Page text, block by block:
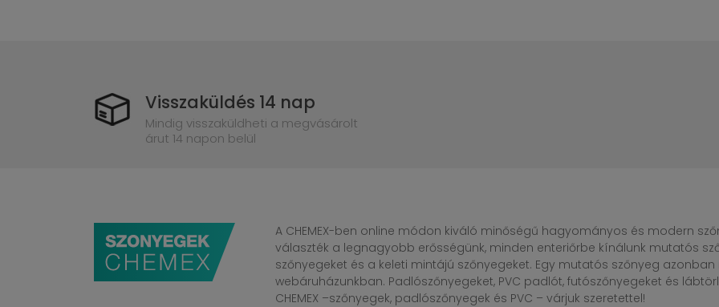
Visszaküldés 14 nap
Mindig visszaküldheti a megvásárolt
árut 14 napon belül
A CHEMEX-ben online módon kiváló minőségű hagyományos és modern
választék a legnagyobb erősségünk, minden enteriőrbe kínálunk mutatós
szőnyegeket és a keleti mintájú szőnyegeket. Egy mutatós szőnyeg
webáruházunkban. Padlószőnyegeket, PVC padlót, futószőnyegeket és
CHEMEX –szőnyegek, padlószőnyegek és PVC – várjuk szeretettel!